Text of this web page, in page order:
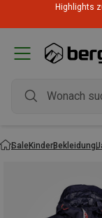
Highlights
SaleKinderBekleidung